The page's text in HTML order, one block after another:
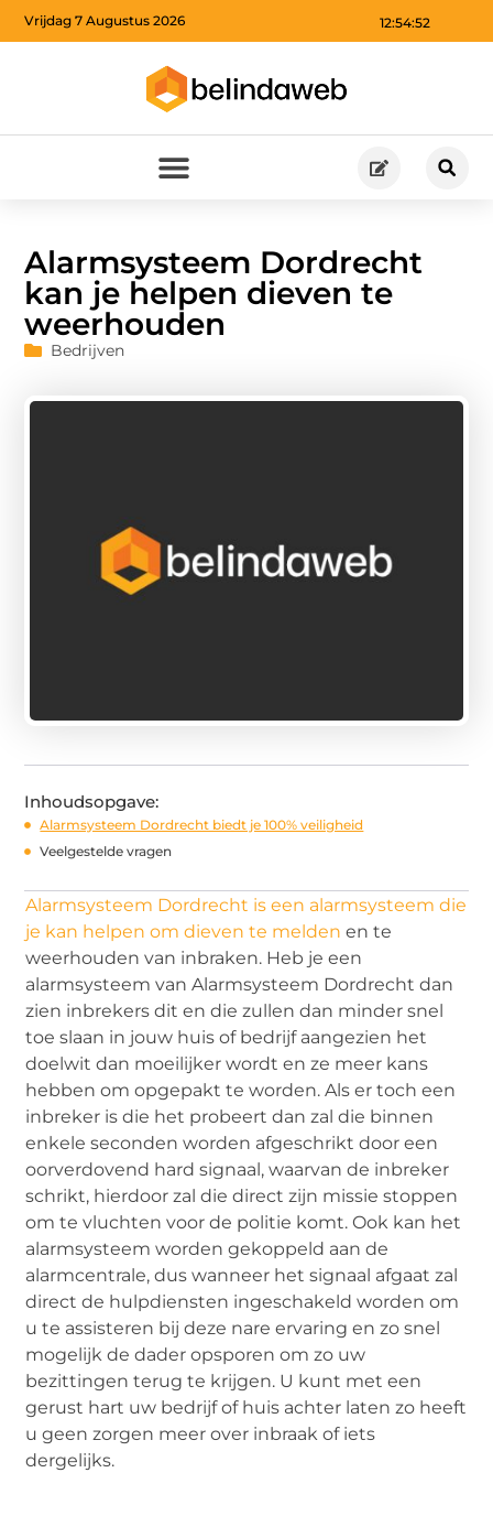
12:54:54
Vrijdag 7 Augustus 2026
Alarmsysteem Dordrecht
kan je helpen dieven te
weerhouden
Bedrijven
Inhoudsopgave:
Alarmsysteem Dordrecht biedt je 100% veiligheid
Veelgestelde vragen
Alarmsysteem Dordrecht is een alarmsysteem die
je kan helpen om dieven te melden en te
weerhouden van inbraken. Heb je een
alarmsysteem van Alarmsysteem Dordrecht dan
zien inbrekers dit en die zullen dan minder snel
toe slaan in jouw huis of bedrijf aangezien het
doelwit dan moeilijker wordt en ze meer kans
hebben om opgepakt te worden. Als er toch een
inbreker is die het probeert dan zal die binnen
enkele seconden worden afgeschrikt door een
oorverdovend hard signaal, waarvan de inbreker
schrikt, hierdoor zal die direct zijn missie stoppen
om te vluchten voor de politie komt. Ook kan het
alarmsysteem worden gekoppeld aan de
alarmcentrale, dus wanneer het signaal afgaat zal
direct de hulpdiensten ingeschakeld worden om
u te assisteren bij deze nare ervaring en zo snel
mogelijk de dader opsporen om zo uw
bezittingen terug te krijgen. U kunt met een
gerust hart uw bedrijf of huis achter laten zo heeft
u geen zorgen meer over inbraak of iets
dergelijks.